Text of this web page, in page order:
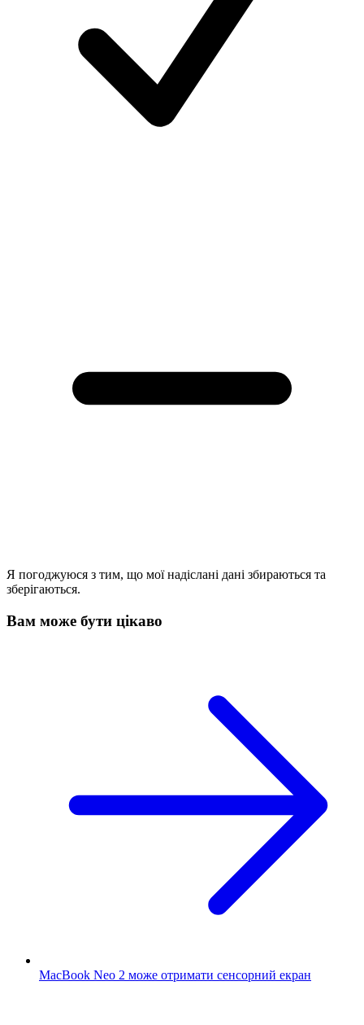
Я погоджуюся з тим, що мої надіслані дані збираються та
зберігаються.
Вам може бути цікаво
MacBook Neo 2 може отримати сенсорний екран